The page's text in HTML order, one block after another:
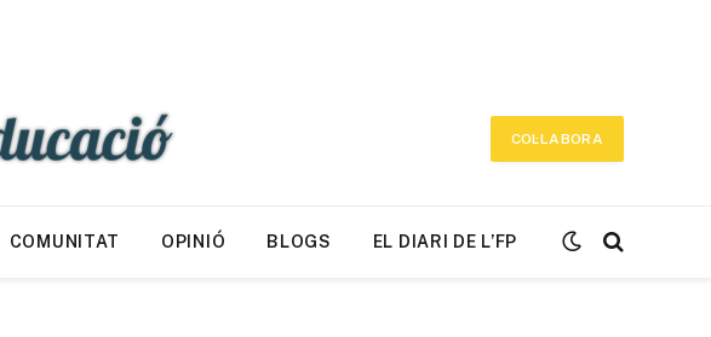
COL·LABORA
COMUNITAT OPINIÓ BLOGS EL DIARI DE L’FP